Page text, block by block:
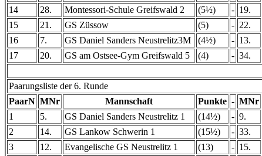
14
28. Montessori-Schule Greifswald 2 (5½) - 19.
15
21. GS Züssow (5) - 22.
16
7. GS Daniel Sanders Neustrelitz3M (4½) - 13.
17
20. GS am Ostsee-Gym Greifswald 5 (4) - 34.
Paarungsliste der 6. Runde
PaarN MNr Mannschaft Punkte - MNr
1
5. GS Daniel Sanders Neustrelitz 1 (14½) - 9.
2
14. GS Lankow Schwerin 1 (15½) - 33.
3
12. Evangelische GS Neustrelitz 1 (13) - 15.